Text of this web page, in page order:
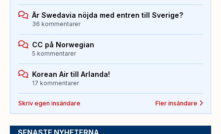
Är Swedavia nöjda med entren till Sverige?
36 kommentarer
CC på Norwegian
5 kommentarer
Korean Air till Arlanda!
17 kommentarer
Skriv egen insändare Fler insändare
SENASTE NYHETERNA